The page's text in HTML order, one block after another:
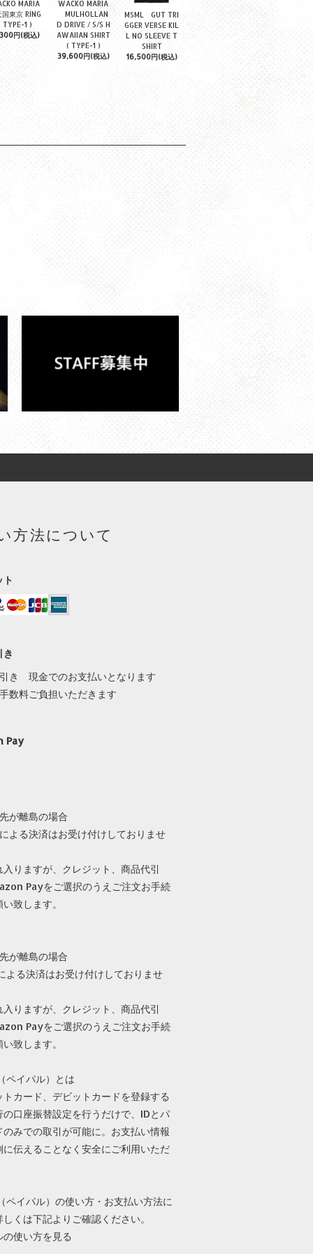
MARIA
東京 RING
TYPE-1 )
円(税込)
WACKO MARIA
MULHOLLAN
D DRIVE / S/S H
AWAIIAN SHIRT
( TYPE-1 )
39,600円(税込)
MSML GUT TRI
GGER VERSE KIL
L NO SLEEVE T
SHIRT
16,500円(税込)
方法について
き
き 現金でのお支払いとなります
数料ご負担いただきます
Pay
が離島の場合
よる決済はお受け付けしておりませ
入りますが、クレジット、商品代引
Payをご選択のうえご注文お手続
致します。
が離島の場合
よる決済はお受け付けしておりませ
入りますが、クレジット、商品代引
Payをご選択のうえご注文お手続
致します。
ペイパル）とは
トカード、デビットカードを登録する
の口座振替設定を行うだけで、IDとパ
のみでの取引が可能に。お支払い情報
に伝えることなく安全にご利用いただ
ペイパル）の使い方・お支払い方法に
くは下記よりご確認ください。
の使い方を見る